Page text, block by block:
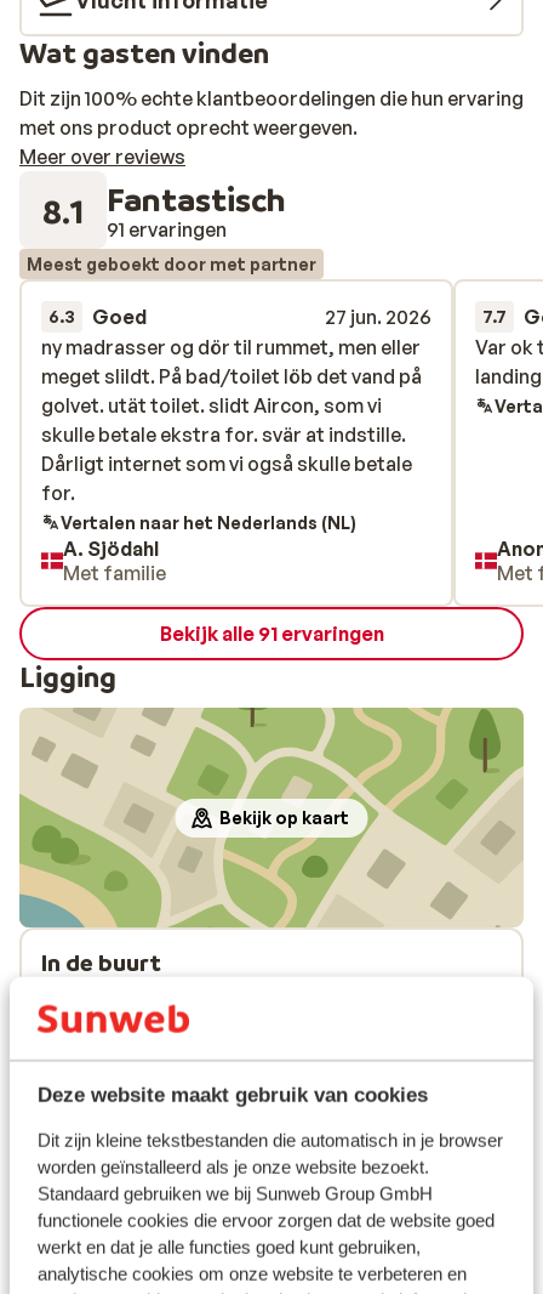
Deze website maakt gebruik van cookies
Dit zijn kleine tekstbestanden die automatisch in je browser
worden geïnstalleerd als je onze website bezoekt.
Standaard gebruiken we bij Sunweb Group GmbH
functionele cookies die ervoor zorgen dat de website goed
werkt en dat je alle functies goed kunt gebruiken,
analytische cookies om onze website te verbeteren en
Wat gasten vinden
Dit zijn 100% echte klantbeoordelingen die hun ervaring
met ons product oprecht weergeven.
Meer over reviews
8.1 Fantastisch
91 ervaringen
Meest geboekt door met partner
6.3 Goed
27 jun. 2026
ny madrasser og dör til rummet, men eller
meget slildt. På bad/toilet löb det vand på
golvet. utät toilet. slidt Aircon, som vi
skulle betale ekstra for. svär at indstille.
Dårligt internet som vi også skulle betale
for.
ny madrasser og dör til rummet, men eller
meget slildt. På bad/toilet löb det vand på
golvet. utät toilet. slidt Aircon, som vi
skulle betale ekstra for. svär at indstille.
Dårligt internet som vi også skulle betale
for.
Vertalen naar het Nederlands (NL)
A. Sjödahl
Met familie
7.7
Var ok
Var ok
Met
Bekijk alle 91 ervaringen
Ligging
Bekijk op kaart
In de buurt
Centrum: 800 m
Restaurant: 100 m
Ook interessant voor jou